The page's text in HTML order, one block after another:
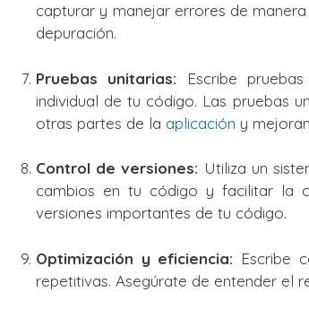
capturar y manejar errores de
depuración.
Pruebas unitarias: Escribe
individual de tu código. Las pruebas
otras partes de la aplicación y
Control de versiones: Utiliza un
cambios en tu código y facilitar la
versiones importantes de tu código.
Optimización y eficiencia: Escribe
repetitivas. Asegúrate de entender el